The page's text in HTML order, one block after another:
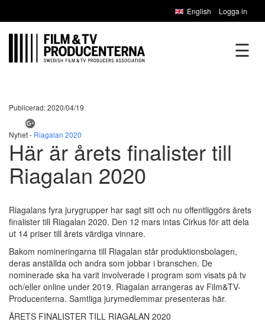
English Logga in
☰
Publicerad: 2020/04/19
Nyhet - Riagalan 2020
Här är årets finalister till
Riagalan 2020
Riagalans fyra jurygrupper har sagt sitt och nu offentliggörs årets
finalister till Riagalan 2020. Den 12 mars intas Cirkus för att dela
ut 14 priser till årets värdiga vinnare.
Bakom nomineringarna till Riagalan står produktionsbolagen,
deras anställda och andra som jobbar i branschen. De
nominerade ska ha varit involverade i program som visats på tv
och/eller online under 2019. Riagalan arrangeras av Film&TV-
Producenterna. Samtliga jurymedlemmar presenteras här.
ÅRETS FINALISTER TILL RIAGALAN 2020